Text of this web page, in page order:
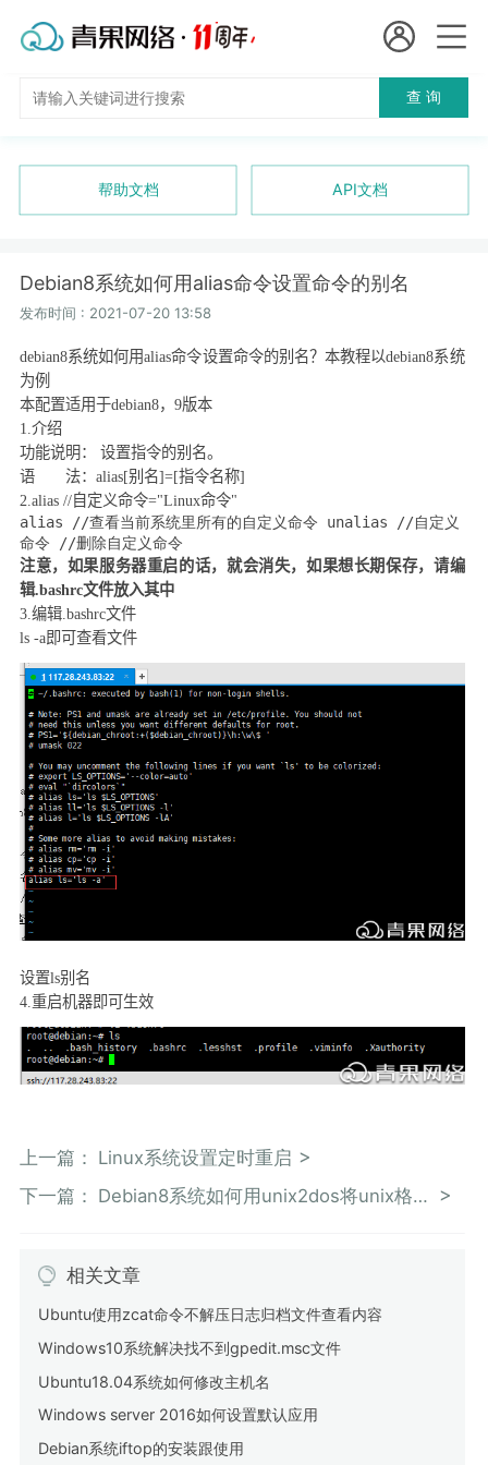
国
短效代理
隧道代理
独享代理
长效代理
进入控制台
退出
查 询
帮助文档 API文档
Debian8系统如何用alias命令设置命令的别名
发布时间 : 2021-07-20 13:58
debian8系统如何用alias命令设置命令的别名？本教程以debian8系统
为例
本配置适用于debian8， 9版本
1. 介绍
功能说明： 设置指令的别名。
语 法： alias[别名]=[指令名称]
2.alias //自定义命令="Linux命令"
alias //查看当前系统里所有的自定义命令 unalias //自定义
命令 //删除自定义命令
注意，如果服务器重启的话，就会消失，如果想长期保存，请编
辑.bashrc文件放入其中
3. 编辑.bashrc文件
ls -a即可查看文件
设置ls别名
4. 重启机器即可生效
上一篇： Linux系统设置定时重启
下一篇： Debian8系统如何用unix2dos将unix格式文件转为dos格式
相关文章
Ubuntu使用zcat命令不解压日志归档文件查看内容
Windows10系统解决找不到gpedit.msc文件
Ubuntu18.04系统如何修改主机名
Windows server 2016如何设置默认应用
Debian系统iftop的安装跟使用